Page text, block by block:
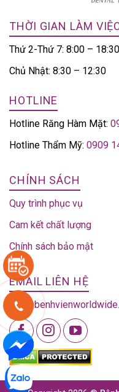
THỜI GIAN LÀM
Thứ 2-Thứ 7: 8:00 – 18:30
Chủ Nhật: 8:30 – 12:30
HOTLINE
Hotline Răng Hàm Mặt:
Hotline Thẩm Mỹ: 0909
CHÍNH SÁCH
Quy trình phục vụ
Cam kết chất lượng
Chính sách bảo mật
EMAIL LIÊN HỆ